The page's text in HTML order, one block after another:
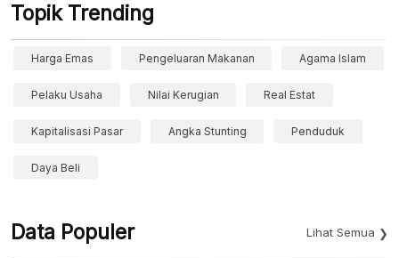
Topik Trending
Harga Emas Pengeluaran Makanan Agama Islam
Pelaku Usaha Nilai Kerugian Real Estat
Kapitalisasi Pasar Angka Stunting Penduduk
Daya Beli
Data Populer Lihat Semua